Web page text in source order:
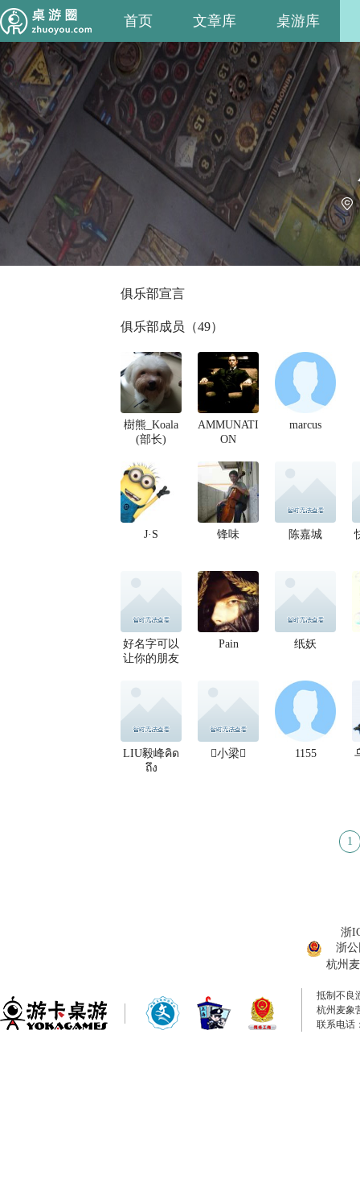
首页 文章库 桌游库
俱乐部宣言
俱乐部成员（49）
樹熊_Koala
(部长)
AMMUNATI
ON
marcus
J·S 锋味 陈嘉城
好名字可以
让你的朋友
Pain 纸妖
LIU毅峰คิด
ถึง
小梁 1155
1
浙
浙公
杭州
抵制不良
杭州麦象
联系电话